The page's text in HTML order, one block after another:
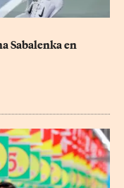
Sabalenka en